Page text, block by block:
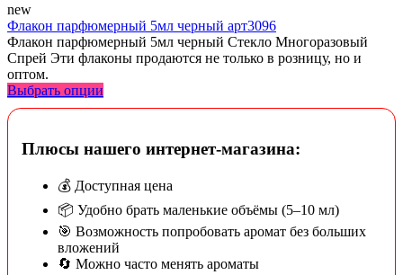
new
Флакон парфюмерный 5мл черный арт3096
Флакон парфюмерный 5мл черный Стекло Многоразовый
Спрей Эти флаконы продаются не только в розницу, но и
оптом.
Выбрать опции
Плюсы нашего интернет-магазина:
💰 Доступная цена
📦 Удобно брать маленькие объёмы (5–10 мл)
🎯 Возможность попробовать аромат без больших
вложений
🔄 Можно часто менять ароматы